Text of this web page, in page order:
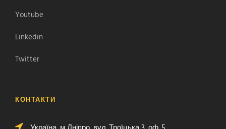
Youtube
Linkedin
Twitter
КОНТАКТИ